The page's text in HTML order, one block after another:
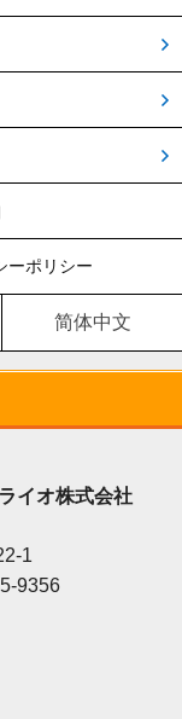
イオ株式会社
1
9356
ーポリシー
简体中文